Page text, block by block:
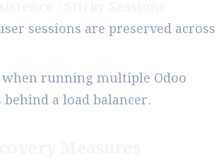
sessions are preserved across
when running multiple Odoo
behind a load balancer.